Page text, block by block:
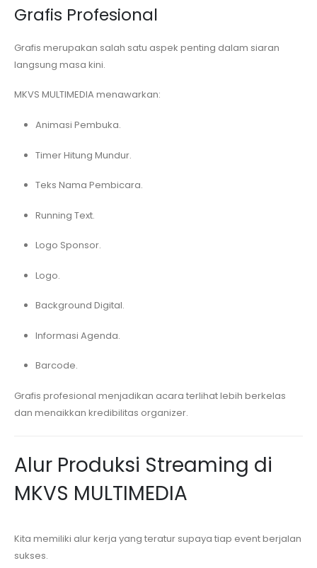
Grafis Profesional
Grafis merupakan salah satu aspek penting dalam siaran
langsung masa kini.
MKVS MULTIMEDIA menawarkan:
Animasi Pembuka.
Timer Hitung Mundur.
Teks Nama Pembicara.
Running Text.
Logo Sponsor.
Logo.
Background Digital.
Informasi Agenda.
Barcode.
Grafis profesional menjadikan acara terlihat lebih berkelas
dan menaikkan kredibilitas organizer.
Alur Produksi Streaming di
MKVS MULTIMEDIA
Kita memiliki alur kerja yang teratur supaya tiap event berjalan
sukses.